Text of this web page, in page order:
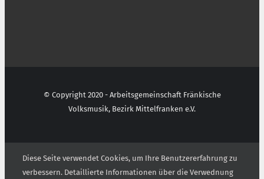
© Copyright 2020 - Arbeitsgemeinschaft Fränkische
Volksmusik, Bezirk Mittelfranken e.V.
Diese Seite verwendet Cookies, um Ihre Benutzererfahrung zu
verbessern. Detaillierte Informationen über die Verwednung